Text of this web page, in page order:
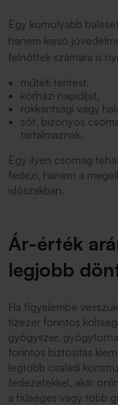
Egy komolyabb
hanem kieső
felnőttek számára is
műtéti térítést,
kórházi napidíjat,
rokkantsági vagy
sőt, bizonyos
tartalmaznak.
Egy ilyen csomag
fedezi, hanem a
időszakban.
Ár-érték
legjobb
Ha figyelembe
tízezer forintos
gyógyszer,
forintos biztosítás
legtöbb családi
fedezetekkel, akár
a hűséges vagy több